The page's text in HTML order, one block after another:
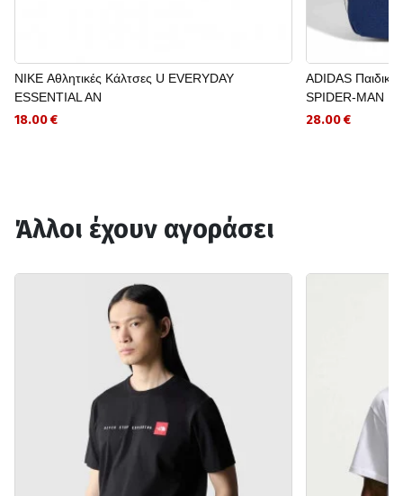
NIKE Αθλητικές Κάλτσες U EVERYDAY
ESSENTIAL AN
18.00 €
ADIDAS Παιδικό
SPIDER-MAN
28.00 €
Άλλοι έχουν αγοράσει